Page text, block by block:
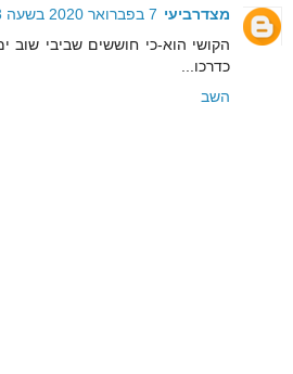
מצדרביעי 7 בפברואר 2020 בשעה 15:53
הקושי הוא-כי חוששים שביבי
כדרכו...
השב